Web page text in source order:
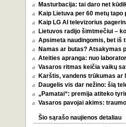
Masturbacija: tai daro net
Kaip Lietuva per 60 metų
Kaip LG AI televizorius
Lietuvos radijo šimtmečiui –
Apsimeta naudingomis, bet iš
Namas ar butas? Atsakymas
Ateities apranga: nuo
Vasaros ritmas keičia vaikų
Karštis, vandens trūkumas ar
Daugelis vis dar nežino: šią
„Pamatai“: premija atiteko
Vasaros pavojai akims:
Šio sąrašo naujienos detaliau